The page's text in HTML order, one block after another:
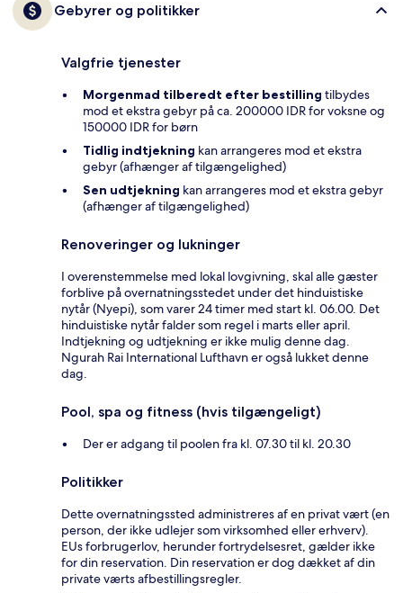
Gebyrer og politikker
Valgfrie tjenester
Morgenmad tilberedt efter bestilling tilbydes
mod et ekstra gebyr på ca. 200000 IDR for voksne og
150000 IDR for børn
Tidlig indtjekning kan arrangeres mod et ekstra
gebyr (afhænger af tilgængelighed)
Sen udtjekning kan arrangeres mod et ekstra gebyr
(afhænger af tilgængelighed)
Renoveringer og lukninger
I overenstemmelse med lokal lovgivning, skal alle gæster
forblive på overnatningsstedet under det hinduistiske
nytår (Nyepi), som varer 24 timer med start kl. 06.00. Det
hinduistiske nytår falder som regel i marts eller april.
Indtjekning og udtjekning er ikke mulig denne dag.
Ngurah Rai International Lufthavn er også lukket denne
dag.
Pool, spa og fitness (hvis tilgængeligt)
Der er adgang til poolen fra kl. 07.30 til kl. 20.30
Politikker
Dette overnatningssted administreres af en privat vært (en
person, der ikke udlejer som virksomhed eller erhverv).
EUs forbrugerlov, herunder fortrydelsesret, gælder ikke
for din reservation. Din reservation er dog dækket af din
private værts afbestillingsregler.